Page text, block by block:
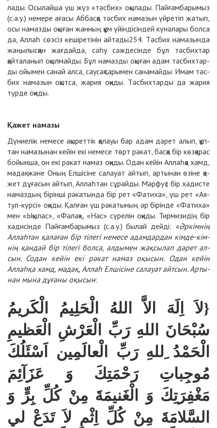
ла­ды. Осы­лайша үш жүз «тәс­бих» оқы­ла­ды. Пай­ғам­ба­ры­мыз
(с.а.у.) не­ме­ре аға­сы Аб­бас­қа тәс­бих на­ма­зын үйре­тіп жа­тып,
осы на­маз­ды оқы­ған жан­ның құм үйін­ді­сін­дей кү­нә­ла­ры бол­са
да, Аллаһ сөз­сіз ке­ші­ре­ті­нін айта­ды254. Тәс­бих на­ма­зын­да
жа­ңы­лыс­қан жағ­дайда, сә­һу сәж­де­сін­де бұл тәс­бих­тар
қайта­ла­нып оқыл­майды. Бұл на­маз­ды оқы­ған адам тәс­бих­тар­
ды ойы­мен са­най ал­са, сау­сақ­та­ры­мен са­на­майды. Имам тәс­
бих на­ма­зын оқыт­са, жа­рия оқи­ды. Тәс­бих­тар­ды да жа­рия
түр­де оқи­ды.
Қа­жет на­ма­зы
Дү­ние­лік не­ме­се ақы­рет­тік қалауы бар адам дә­рет алып, құп­
тан на­ма­зы­нан кейін екі не­ме­се төрт рә­кат, бас­қа бір көз­қа­рас
бойын­ша, он екі рә­кат на­маз оқи­ды. Одан кейін Аллаһ­қа хамд,
ма­дақ жә­не Оның Ел­ші­сі­не салауат ай­тып, ар­ты­нан өзі­не қа­
жет дұ­ға­сын ай­тып, Аллаһ­тан сұ­райды. Мәр­фу¢ бір ха­дис­те
на­маз­дың бі­рін­ші рә­ка­тын­да бір рет «Фа­ти­ха», үш рет «Ая­
тул-күр­сі» оқи­ды. Қал­ған үш рә­ка­ты­ның әр бі­рін­де «Фа­ти­ха»
мен «Ықы­лас», «Фә­лақ», «Нас» сү­ре­лін оқи­ды. Тир­ми­зи­дің бір
ха­ди­сін­де Пай­ғам­ба­ры­мыз (с.а.у.) бы­лай дейді: «Әр­кім­нің
Аллаһ­тан қа­ла­ған бір ті­ле­гі не­ме­се адам­дар­дан кім­де-кім­
нің қан­дай бір ті­ле­гі бол­са, ал­ды­мен жақ­сы­лап дә­рет ал­
сын. Со­дан кейін екі рә­кат на­маз оқы­сын. Одан кейін
Аллаһ­қа хамд, ма­дақ, Аллаһ Ел­ші­сі­не салауат айт­сын. Ар­ты­
нан мы­на дұ­ға­ны оқы­сын:
{لاَ اِلَهَ الاَّ اللهُ الْحَلِيمُ الْكَريمُ
سُبْحَانَ اللهِ رَبِّ الْعَرْشِ الْعَظيمِ
الْحَمْدُ ِللهِ رَبِّ الْعالَمِين اَسْئَلُكَ
مُوجِباتِ رَحْمَتِكَ وَ عَزَآئِمَ
مَغْفِرَتِكَ وَ الْغَنيمَةَ مِنْ كُلِّ بِرٍّ وَ
السَّلامَةَ مِنْ كُلِّ اِثْمٍ لاَ تَدَعْ لي